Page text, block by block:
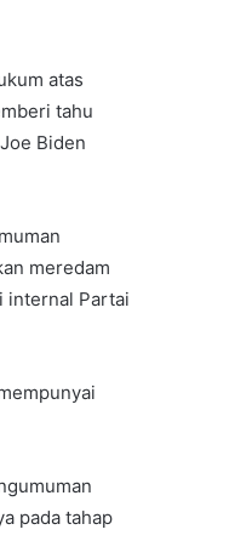
atas
tahu
Biden
meredam
internal Partai
pada tahap